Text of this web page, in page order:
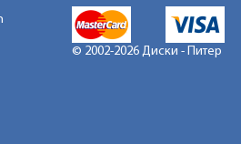
© 2002-2026 Диски - Питер